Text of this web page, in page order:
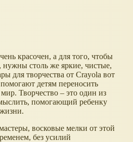
красочен, а для того, чтобы
нужны столь же яркие, чистые,
для творчества от Crayola вот
детям переносить
Творчество – это один из
помогающий ребенку
восковые мелки от этой
без усилий